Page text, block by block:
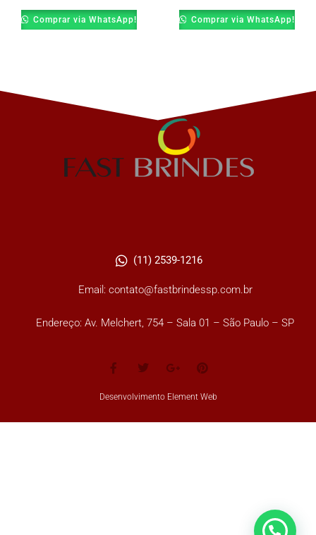
Comprar via WhatsApp! Comprar via WhatsApp!
(11) 2539-1216
Email: contato@fastbrindessp.com.br
Endereço: Av. Melchert, 754 – Sala 01 – São Paulo – SP
Desenvolvimento Element Web